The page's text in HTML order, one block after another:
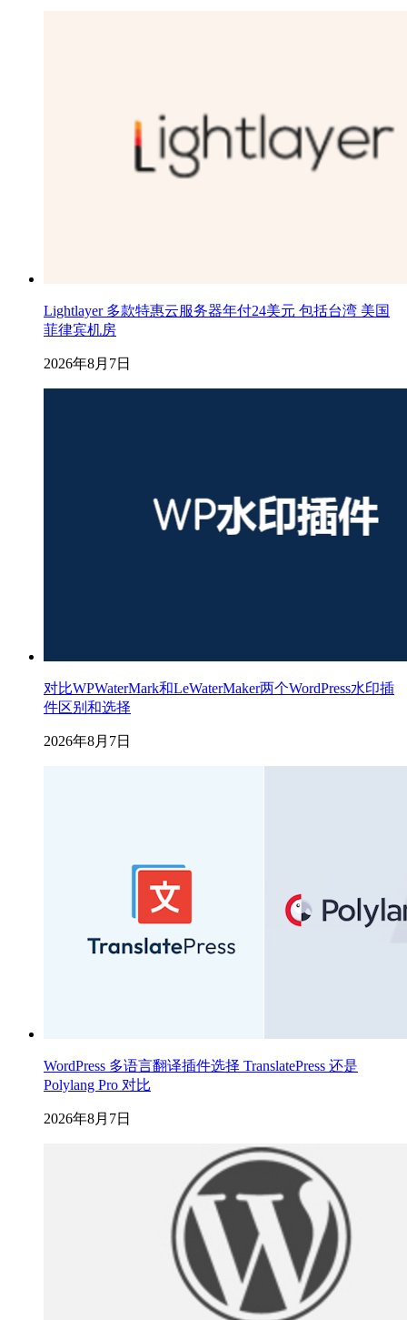
Lightlayer 多款特惠云服务器年付24美元 包括台湾 美国
菲律宾机房
2026年8月7日
对比WPWaterMark和LeWaterMaker两个WordPress水印插
件区别和选择
2026年8月7日
WordPress 多语言翻译插件选择 TranslatePress 还是
Polylang Pro 对比
2026年8月7日